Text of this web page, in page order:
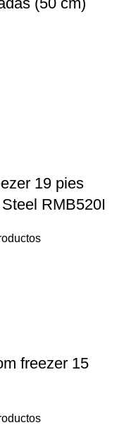
19 pies
RMB520I
freezer 15